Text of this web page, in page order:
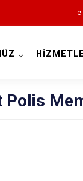
Polis